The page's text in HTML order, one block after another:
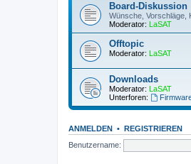
Board-Diskussion
Wünsche, Vorschläge,
Moderator: LaSAT
Offtopic
Moderator: LaSAT
Downloads
Moderator: LaSAT
Unterforen:
ANMELDEN • REGISTRIEREN
Benutzername: